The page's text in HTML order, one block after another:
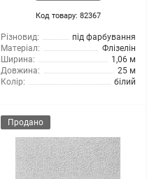
Код товару: 82367
Різновид:
під фарбування
Матеріал:
Флізелін
Ширина:
1,06 м
Довжина:
25 м
Колір:
білий
Продано